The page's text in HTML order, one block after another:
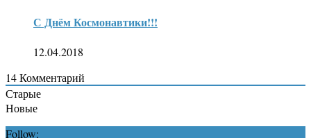
С Днём Космонавтики!!!
12.04.2018
14Комментарий
Старые
Новые
Follow: